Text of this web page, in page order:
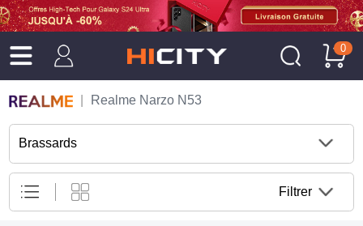
0
Realme Narzo N53
Brassards
Filtrer